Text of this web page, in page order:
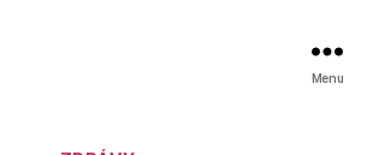
Menu